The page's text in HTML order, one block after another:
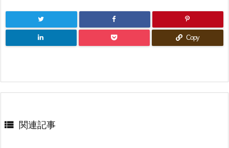
Copy
 関連記事